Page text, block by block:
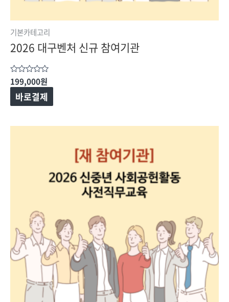
기본카테고리
2026 대구벤처 신규 참여기관
5
중에서
로
평가됨
199,000원
바로결제